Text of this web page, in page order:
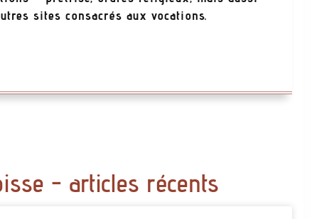
sites consacrés aux vocations.
- articles récents